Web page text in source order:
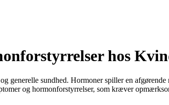
hos
sundhed. Hormoner spiller en
og hormonforstyrrelser, som kræver